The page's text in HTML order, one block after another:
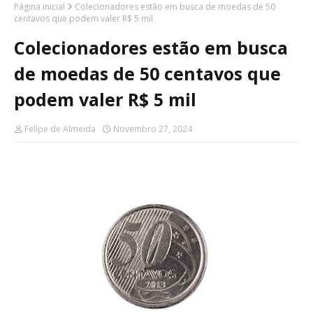
Página inicial
Colecionadores estão em busca de moedas de 50
centavos que podem valer R$ 5 mil
Colecionadores estão em busca
de moedas de 50 centavos que
podem valer R$ 5 mil
Felipe de Almeida Novembro 27, 2024